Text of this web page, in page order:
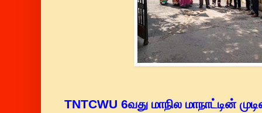
TNTCWU 6வது மாநில மாநாட்டின்